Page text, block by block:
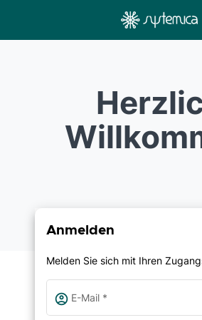
Anmelden
Melden Sie sich mit Ihren
account_circle E-Mail*